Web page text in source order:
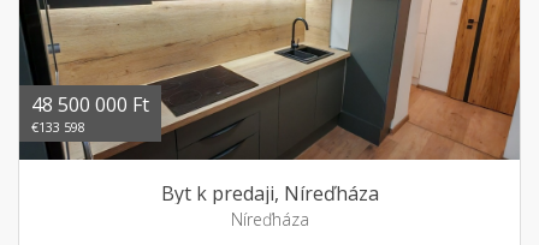
48 500 000 Ft
€133 598
Byt k predaji, Níreďháza
Níreďháza